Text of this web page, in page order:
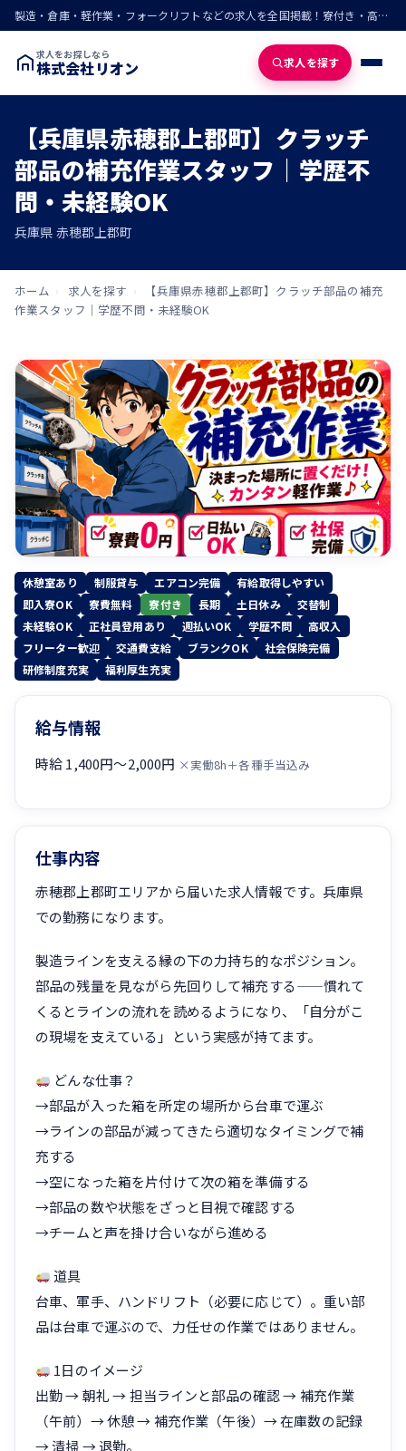
製造・倉庫・軽作業・フォークリフトなどの求人を全国掲載！寮付き・高収入・即入寮の仕事が見つかる
求人をお探しなら
株式会社リオン 求人を探す
【兵庫県赤穂郡上郡町】クラッチ
部品の補充作業スタッフ｜学歴不
問・未経験OK
兵庫県 赤穂郡上郡町
ホーム › 求人を探す ›
【兵庫県赤穂郡上郡町】クラッチ部品の補充
作業スタッフ｜学歴不問・未経験OK
休憩室あり 制服貸与 エアコン完備
有給取得しやすい
即入寮OK
寮費無料 寮付き 長期 土日休み
交替制
未経験OK
正社員登用あり 週払いOK 学歴不問
高収入
フリーター歓迎
交通費支給 ブランクOK
社会保険完備
研修制度充実
福利厚生充実
給与情報
時給 1,400円〜2,000円 ×実働8h＋各種手当込み
仕事内容
赤穂郡上郡町エリアから届いた求人情報です。兵庫県
での勤務になります。
製造ラインを支える縁の下の力持ち的なポジション。
部品の残量を見ながら先回りして補充する——慣れて
くるとラインの流れを読めるようになり、「自分がこ
の現場を支えている」という実感が持てます。
どんな仕事？
→部品が入った箱を所定の場所から台車で運ぶ
→ラインの部品が減ってきたら適切なタイミングで補
充する
→空になった箱を片付けて次の箱を準備する
→部品の数や状態をざっと目視で確認する
→チームと声を掛け合いながら進める
道具
台車、軍手、ハンドリフト（必要に応じて）。重い部
品は台車で運ぶので、力任せの作業ではありません。
1日のイメージ
出勤 → 朝礼 → 担当ラインと部品の確認 → 補充作業
（午前）→ 休憩 → 補充作業（午後）→ 在庫数の記録
→ 清掃 → 退勤。